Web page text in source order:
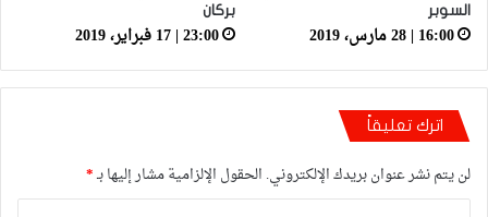
السوبر
16:00 | 28 مارس، 2019
بركان
23:00 | 17 فبراير، 2019
اترك تعليقاً
لن يتم نشر عنوان بريدك الإلكتروني. الحقول الإلزامية مشار إليها بـ*